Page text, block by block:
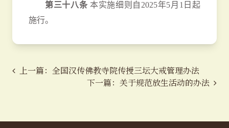
第三十八条 本实施细则自2025年5月1日起
施行。
上一篇：全国汉传佛教寺院传授三坛大戒管理办法
下一篇：关于规范放生活动的办法